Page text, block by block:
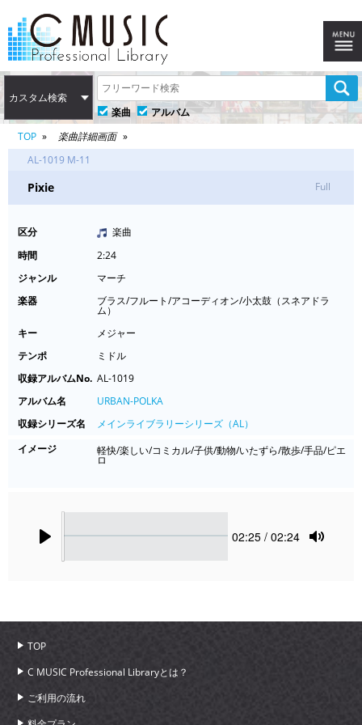
カスタム検索
楽曲
アルバム
TOP
楽曲詳細画面
AL-1019 M-11
Pixie Full
区分
楽曲
時間
2:24
ジャンル
マーチ
楽器
ブラス/フルート/アコーディオン/小太鼓（スネアドラ
ム）
キー
メジャー
テンポ
ミドル
収録アルバムNo. AL-1019
アルバム名
URBAN-POLKA
収録シリーズ名
メインライブラリーシリーズ（AL）
イメージ
軽快/楽しい/コミカル/子供/動物/いたずら/散歩/手品/ピエ
ロ
Current
02:25 / 02:24
TOP
C MUSIC Professional Libraryとは？
ご利用の流れ